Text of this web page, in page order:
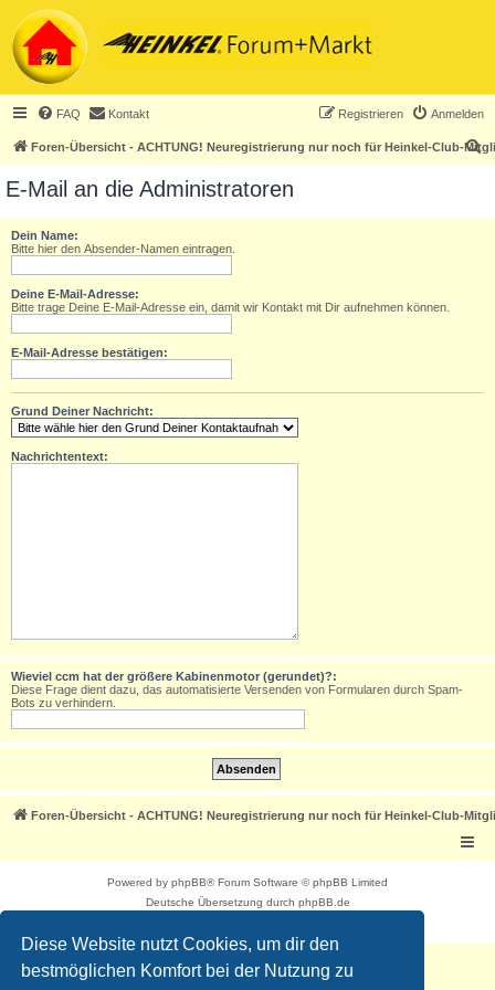
Diese Website nutzt Cookies, um dir den
bestmöglichen Komfort bei der Nutzung zu
FAQ Kontakt Anmelden
Registrieren
Foren-Übersicht - ACHTUNG! Neuregistrierung nur noch für Heinkel-Club-
S
E-Mail an die Administratoren
Dein Name:
Bitte hier den Absender-Namen eintragen.
Deine E-Mail-Adresse:
Bitte trage Deine E-Mail-Adresse ein, damit wir Kontakt mit Dir aufnehmen können.
E-Mail-Adresse bestätigen:
Grund Deiner Nachricht:
Nachrichtentext:
Wieviel ccm hat der größere Kabinenmotor (gerundet)?:
Diese Frage dient dazu, das automatisierte Versenden von Formularen durch Spam-
Bots zu verhindern.
Foren-Übersicht - ACHTUNG! Neuregistrierung nur noch für Heinkel-Club-
Powered by phpBB® Forum Software © phpBB Limited
Deutsche Übersetzung durch phpBB.de